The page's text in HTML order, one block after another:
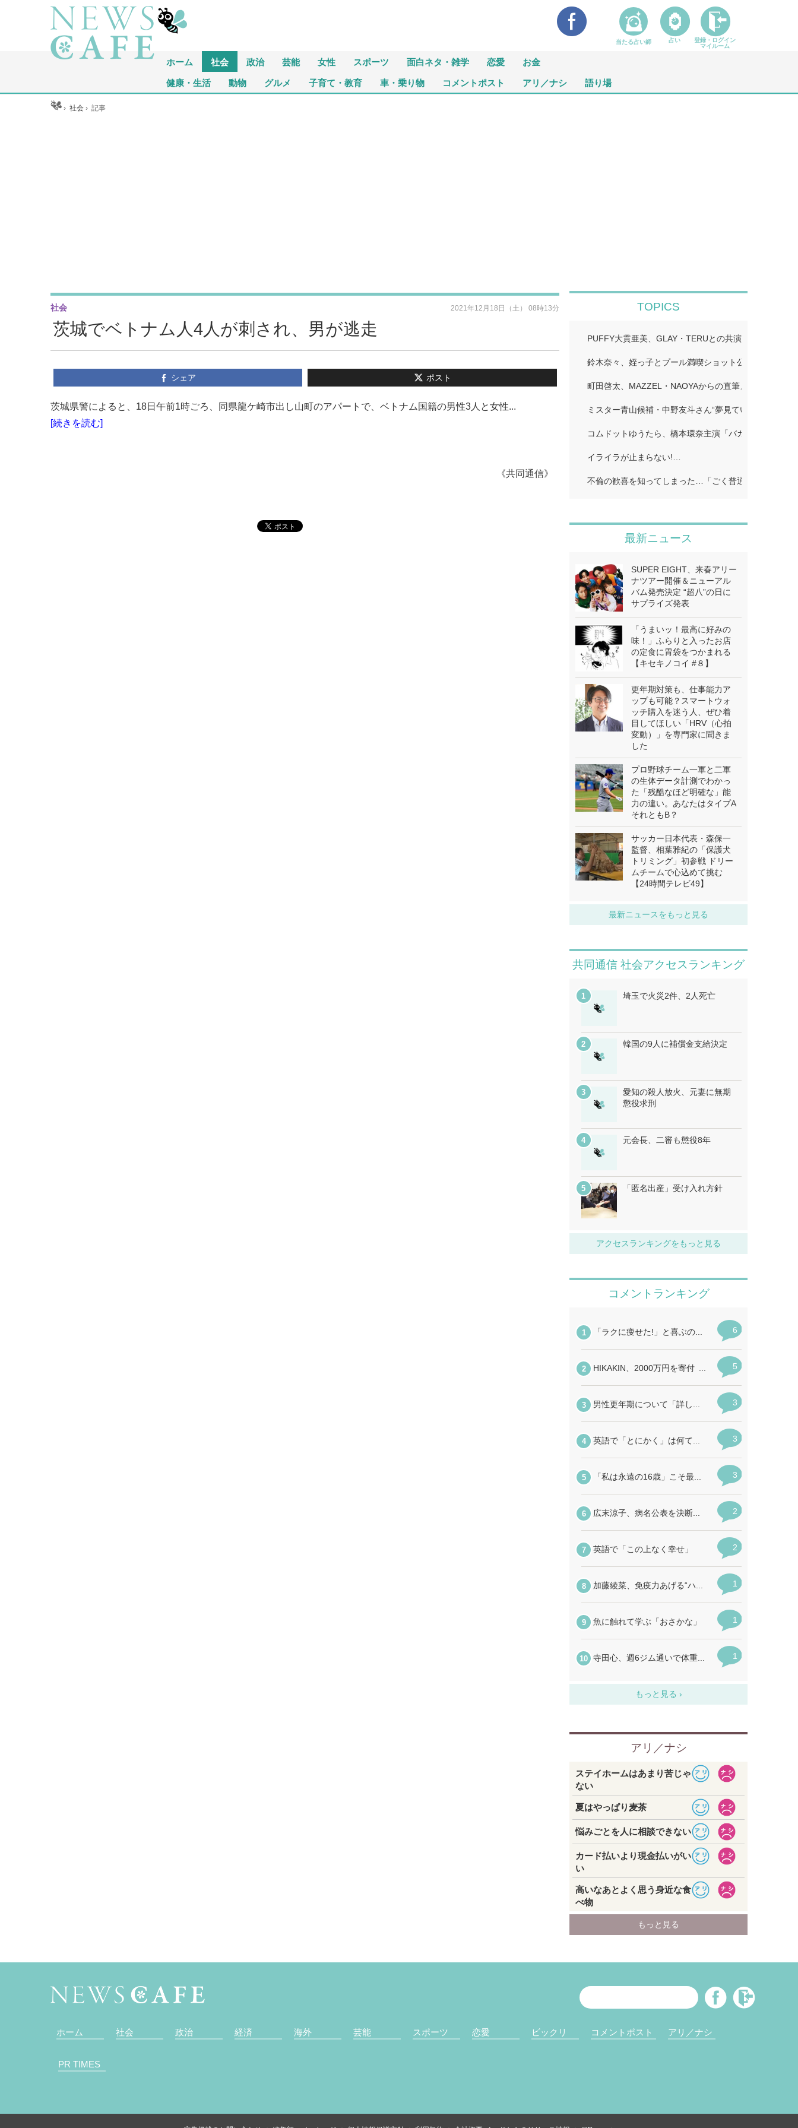
ホーム 社会 政治 芸能 女性 スポーツ 面白ネタ・雑学 恋愛 お金
健康・生活 動物 グルメ 子育て・教育 車・乗り物 コメントポスト アリ／ナシ 語り場
ホーム ›社会 ›記事
茨城でベトナム人4人が刺され、男が逃走
社会 2021年12月18日（土） 08時13分
シェア ポスト
茨城県警によると、18日午前1時ごろ、同県龍ケ崎市出し山町のアパートで、ベトナム国籍の男性3人と女性...
[続きを読む]
《共同通信》
TOPICS
PUFFY大貫亜美、GLAY・TERUとの共演ショット公開
鈴木奈々、姪っ子とプール満喫ショット公開「仲良し
町田啓太、MAZZEL・NAOYAからの直筆メッセージ付
ミスター青山候補・中野友斗さん“夢見ていた賞受賞に
コムドットゆうたら、橋本環奈主演「バカンスの法則
イライラが止まらない!…
不倫の歓喜を知ってしまった…「ごく普通の主婦」…
最新ニュース
SUPER EIGHT、来春アリー
ナツアー開催＆ニューアル
バム発売決定 “超八”の日に
サプライズ発表
「うまいッ！最高に好みの
味！」ふらりと入ったお店
の定食に胃袋をつかまれる
【キセキノコイ #８】
更年期対策も、仕事能力ア
ップも可能？スマートウォ
ッチ購入を迷う人、ぜひ着
目してほしい「HRV（心拍
変動）」を専門家に聞きま
した
プロ野球チーム一軍と二軍
の生体データ計測でわかっ
た「残酷なほど明確な」能
力の違い。あなたはタイプA
それともB？
サッカー日本代表・森保一
監督、相葉雅紀の「保護犬
トリミング」初参戦 ドリー
ムチームで心込めて挑む
【24時間テレビ49】
最新ニュースをもっと見る
共同通信 社会アクセスランキング
埼玉で火災2件、2人死亡
韓国の9人に補償金支給決定
愛知の殺人放火、元妻に無期
懲役求刑
元会長、二審も懲役8年
「匿名出産」受け入れ方針
アクセスランキングをもっと見る
ホーム 社会 政治 経済 海外 芸能 スポーツ 恋愛 ビックリ コメントポスト アリ／ナシ
PR TIMES
当たる占い師 占い
登録・ログイン
マイルーム